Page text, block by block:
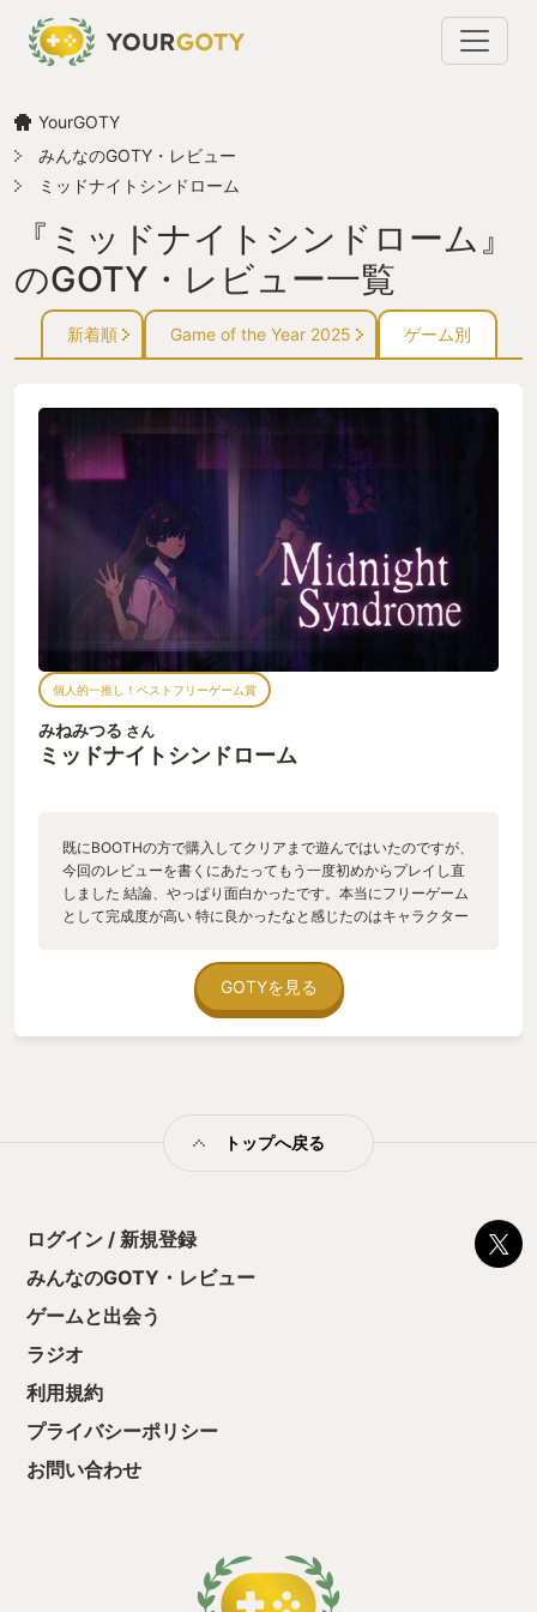
YourGOTY
みんなのGOTY・レビュー
ミッドナイトシンドローム
『ミッドナイトシンドローム』
のGOTY・レビュー一覧
新着順 Game of the Year 2025 ゲーム別
個人的一推し！ベストフリーゲーム賞
みねみつる さん
ミッドナイトシンドローム
既にBOOTHの方で購入してクリアまで遊んではいたのですが、
今回のレビューを書くにあたってもう一度初めからプレイし直
しました 結論、やっぱり面白かったです。本当にフリーゲーム
として完成度が高い 特に良かったなと感じたのはキャラクター
ちしつつも、物語全体を通した会話のやり取りで互いにその人
物が持っている魅力を引き出しているところが3人の関係性や
各々のバックボーンの描写としてとても上手かったし 各キャラ
生々しさが丁度いい具合にマッチしていて、それが物語の結末
のも、ストーリー描写が優れているが故に思うことだよな…と
すよね、それが凄い そしてゲーム性でいってもこの作品はプレ
イヤーに対する誘導の仕方がとても上手で、先ほど述べたマル
チエンディングの"ある結末"へ自ずと向かうような仕掛けがこ
ちらが気付かないように自然に散りばめられているのが素晴ら
やり込み癖のあるそれなりにゲームに慣れた層でも、そういう
って 作品内で体験するミスリードというところでも、このゲー
ムはかなりレベルが高いです 一枚絵や立ち絵のクオリティも高
く、表情や服装の差分もそれなりに豊富で絵的な見応えもあり
にかなり隙の無い仕上がりになっているなと思いました、有料
化しても絶対買いますよこれだけ出来が良かったら 現在自作ア
ニメやこのゲームのスピンオフ的な新作も制作中とのことなの
GOTYを見る
トップへ戻る
ログイン / 新規登録
みんなのGOTY・レビュー
ゲームと出会う
ラジオ
利用規約
プライバシーポリシー
お問い合わせ